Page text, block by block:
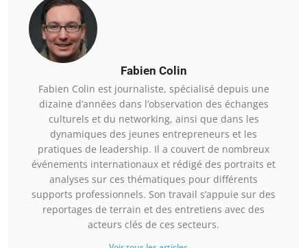
Fabien Colin
Fabien Colin est journaliste, spécialisé depuis une
dizaine d’années dans l’observation des échanges
culturels et du networking, ainsi que dans les
dynamiques des jeunes entrepreneurs et les
pratiques de leadership. Il a couvert de nombreux
événements internationaux et rédigé des portraits et
analyses sur ces thématiques pour différents
supports professionnels. Son travail s’appuie sur des
reportages de terrain et des entretiens avec des
acteurs clés de ces secteurs.